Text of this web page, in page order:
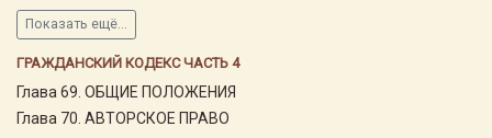
Показать ещё...
ГРАЖДАНСКИЙ КОДЕКС ЧАСТЬ 4
Глава 69. ОБЩИЕ ПОЛОЖЕНИЯ
Глава 70. АВТОРСКОЕ ПРАВО